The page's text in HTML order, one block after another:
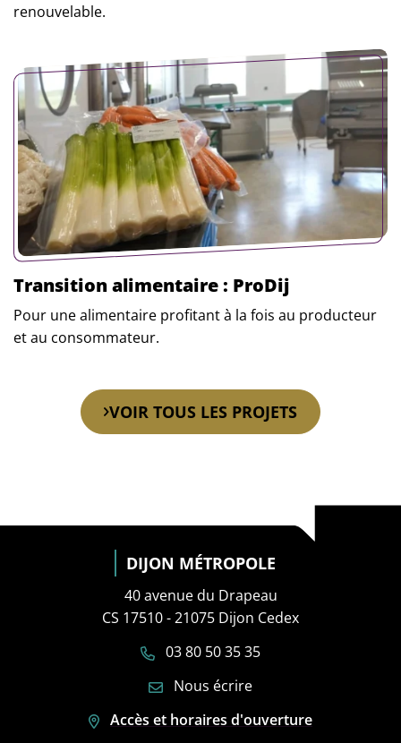
renouvelable.
Transition alimentaire : ProDij
Pour une alimentaire profitant à la fois au producteur
et au consommateur.
VOIR TOUS LES PROJETS
DIJON MÉTROPOLE
40 avenue du Drapeau
CS 17510 - 21075 Dijon Cedex
03 80 50 35 35
Nous écrire
Accès et horaires d'ouverture